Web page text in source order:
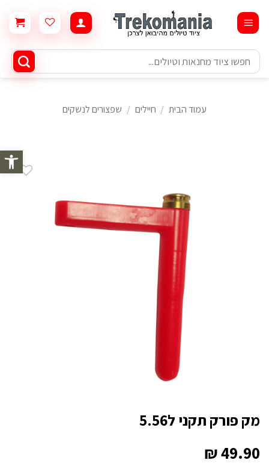
פתח
content
חיפוש
עבור:
עמוד הבית / חיילים / שפצורים לנשקים
מק פורק תקני ל5.56
₪49.90